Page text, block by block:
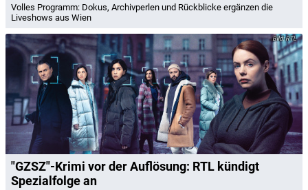
Volles Programm: Dokus, Archivperlen und Rückblicke ergänzen die
Liveshows aus Wien
RTL
"GZSZ"-Krimi vor der Auflösung: RTL kündigt
Spezialfolge an